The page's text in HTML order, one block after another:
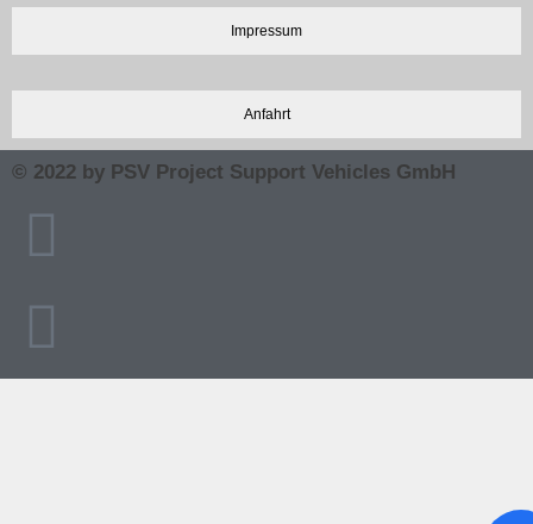
Impressum
Anfahrt
© 2022 by PSV Project Support Vehicles GmbH